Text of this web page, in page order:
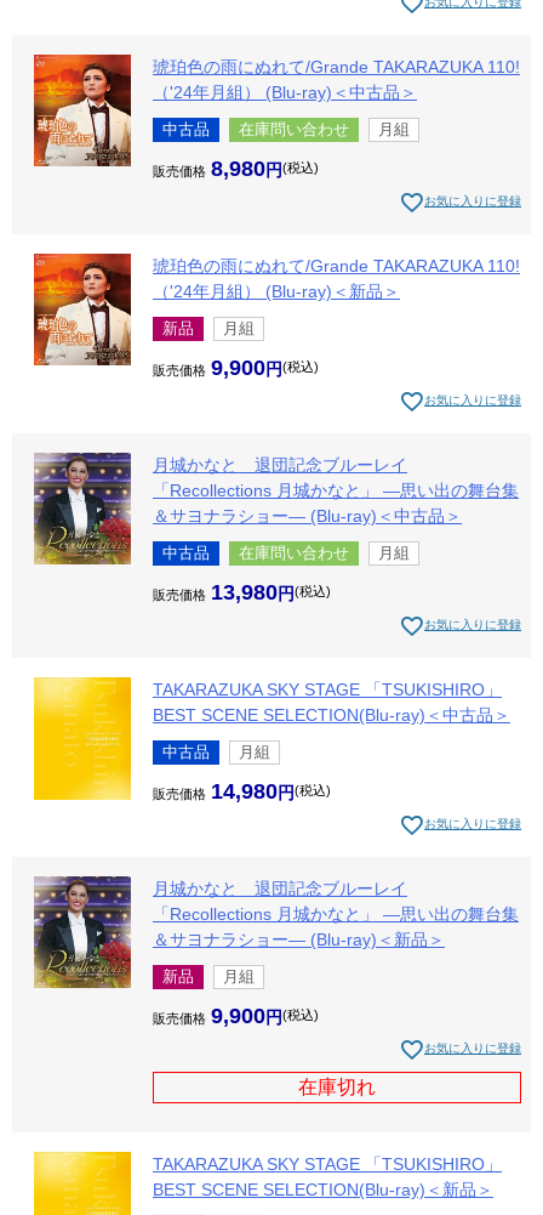
琥珀色の雨にぬれて/Grande TAKARAZUKA 110!
（'24年月組） (Blu-ray)＜中古品＞
中古品 在庫問い合わせ 月組
販売価格 8,980 税込
お気に入りに登録
琥珀色の雨にぬれて/Grande TAKARAZUKA 110!
（'24年月組） (Blu-ray)＜新品＞
新品 月組
販売価格 9,900 税込
お気に入りに登録
月城かなと 退団記念ブルーレイ
「Recollections 月城かなと」 ―思い出の舞台集
＆サヨナラショー― (Blu-ray)＜中古品＞
中古品 在庫問い合わせ 月組
販売価格 13,980 税込
お気に入りに登録
TAKARAZUKA SKY STAGE 「TSUKISHIRO」
BEST SCENE SELECTION(Blu-ray)＜中古品＞
中古品 月組
販売価格 14,980 税込
お気に入りに登録
月城かなと 退団記念ブルーレイ
「Recollections 月城かなと」 ―思い出の舞台集
＆サヨナラショー― (Blu-ray)＜新品＞
新品 月組
販売価格 9,900 税込
お気に入りに登録
在庫切れ
TAKARAZUKA SKY STAGE 「TSUKISHIRO」
BEST SCENE SELECTION(Blu-ray)＜新品＞